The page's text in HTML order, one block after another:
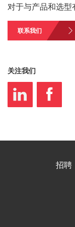
对于与产品和选型
联系我们
关注我们
招聘